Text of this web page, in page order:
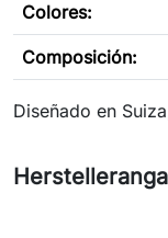
Colores:
Composición:
Diseñado en